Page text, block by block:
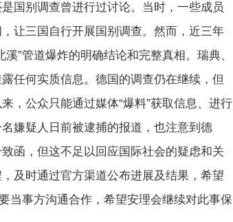
国别调查曾进行过讨论。当时，一些成员
让三国自行开展国别调查。然而，近三年
”管道爆炸的明确结论和完整真相。瑞典、
任何实质信息。德国的调查仍在继续，但
，公众只能通过媒体“爆料”获取信息、进行
嫌疑人日前被逮捕的报道，也注意到德
函，但这不足以回应国际社会的疑虑和关
及时通过官方渠道公布进展及结果，希望
当事方沟通合作，希望安理会继续对此事保